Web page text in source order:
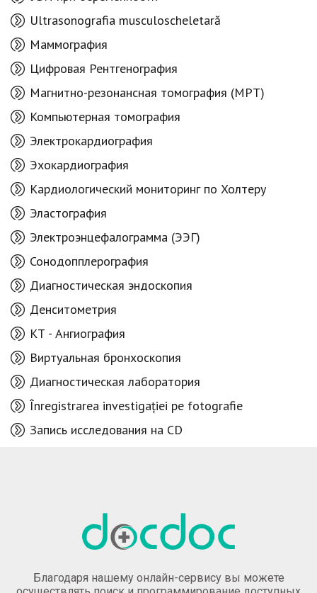
Ultrasonografia musculoscheletară
Маммография
Цифровая Рентгенография
Магнитно-резонансная томография (МРТ)
Компьютерная томография
Электрокардиография
Эхокардиография
Кардиологический мониторинг по Холтеру
Эластография
Электроэнцефалограмма (ЭЭГ)
Сонодопплерография
Диагностическая эндоскопия
Денситометрия
КТ - Aнгиография
Виртуальная бронхоскопия
Диагностическая лаборатория
Înregistrarea investigației pe fotografie
Запись исследования на CD
Благодаря нашему онлайн-сервису вы можете